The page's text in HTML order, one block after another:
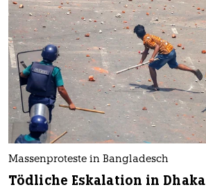
Massenproteste in Bangladesch
Tödliche Eskalation in Dhaka